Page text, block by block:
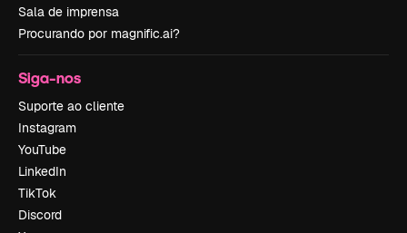
Sala de imprensa
Procurando por magnific.ai?
Siga-nos
Suporte ao cliente
Instagram
YouTube
LinkedIn
TikTok
Discord